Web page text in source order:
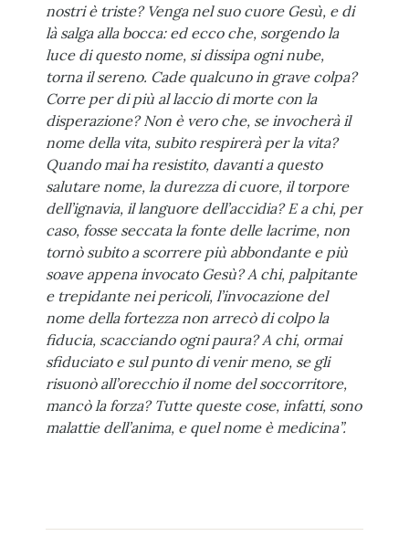
nostri è triste? Venga nel suo cuore Gesù, e di
là salga alla bocca: ed ecco che, sorgendo la
luce di questo nome, si dissipa ogni nube,
torna il sereno. Cade qualcuno in grave colpa?
Corre per di più al laccio di morte con la
disperazione? Non è vero che, se invocherà il
nome della vita, subito respirerà per la vita?
Quando mai ha resistito, davanti a questo
salutare nome, la durezza di cuore, il torpore
dell’ignavia, il languore dell’accidia? E a chi, per
caso, fosse seccata la fonte delle lacrime, non
tornò subito a scorrere più abbondante e più
soave appena invocato Gesù? A chi, palpitante
e trepidante nei pericoli, l’invocazione del
nome della fortezza non arrecò di colpo la
fiducia, scacciando ogni paura? A chi, ormai
sfiduciato e sul punto di venir meno, se gli
risuonò all’orecchio il nome del soccorritore,
mancò la forza? Tutte queste cose, infatti, sono
malattie dell’anima, e quel nome è medicina”.